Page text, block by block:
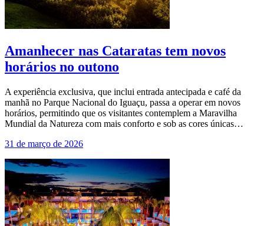
Amanhecer nas Cataratas tem novos
horários no outono
A experiência exclusiva, que inclui entrada antecipada e café da
manhã no Parque Nacional do Iguaçu, passa a operar em novos
horários, permitindo que os visitantes contemplem a Maravilha
Mundial da Natureza com mais conforto e sob as cores únicas…
31 de março de 2026